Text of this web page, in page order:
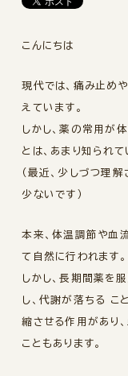
こんにちは
現代では、痛み止め
えています。
しかし、薬の常用が
とは、あまり知られて
（最近、少しづつ理
少ないです）
本来、体温調節や血
て自然に行われます。
しかし、長期間薬を
し、代謝が落ちる こ
縮させる作用があり
こともあります。